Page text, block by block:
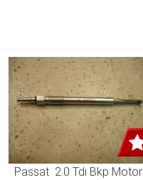
Passat  2.0 Tdı Bkp Motor